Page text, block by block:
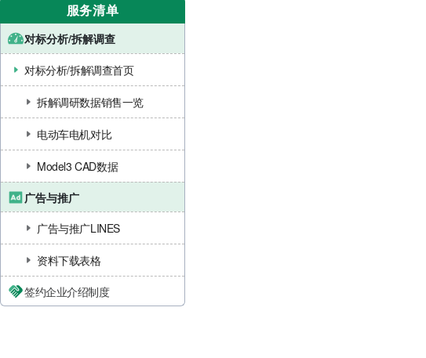
服务清单
对标分析/拆解调查
对标分析/拆解调查首页
拆解调研数据销售一览
电动车电机对比
Model3 CAD数据
广告与推广
广告与推广LINES
资料下载表格
签约企业介绍制度